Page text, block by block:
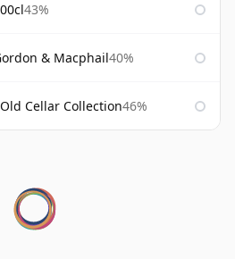
43%
& Macphail40%
Cellar Collection46%